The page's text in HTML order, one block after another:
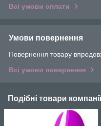
Всі умови оплати
Умови повернення
Повернення товару
Всі умови повернення
Подібні товари